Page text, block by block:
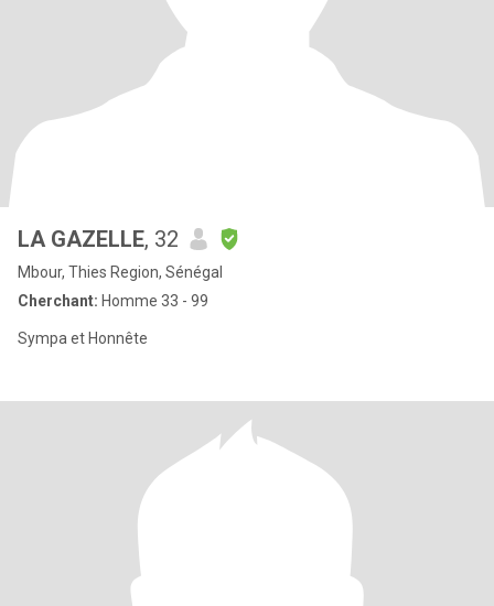
LA GAZELLE, 32
Mbour, Thies Region, Sénégal
Cherchant: Homme 33 - 99
Sympa et Honnête